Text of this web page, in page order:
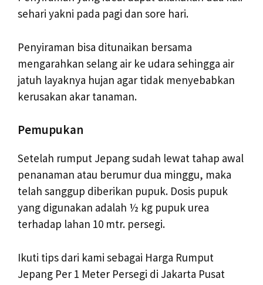
sehari yakni pada pagi dan sore hari.
Penyiraman bisa ditunaikan bersama
mengarahkan selang air ke udara sehingga air
jatuh layaknya hujan agar tidak menyebabkan
kerusakan akar tanaman.
Pemupukan
Setelah rumput Jepang sudah lewat tahap awal
penanaman atau berumur dua minggu, maka
telah sanggup diberikan pupuk. Dosis pupuk
yang digunakan adalah ½ kg pupuk urea
terhadap lahan 10 mtr. persegi.
Ikuti tips dari kami sebagai Harga Rumput
Jepang Per 1 Meter Persegi di Jakarta Pusat